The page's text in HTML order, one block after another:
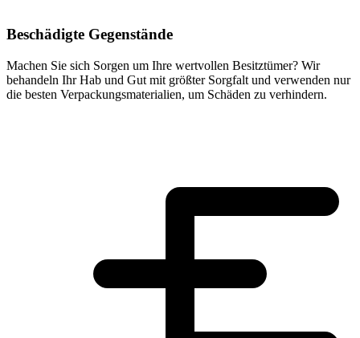
Beschädigte Gegenstände
Machen Sie sich Sorgen um Ihre wertvollen Besitztümer? Wir
behandeln Ihr Hab und Gut mit größter Sorgfalt und verwenden nur
die besten Verpackungsmaterialien, um Schäden zu verhindern.